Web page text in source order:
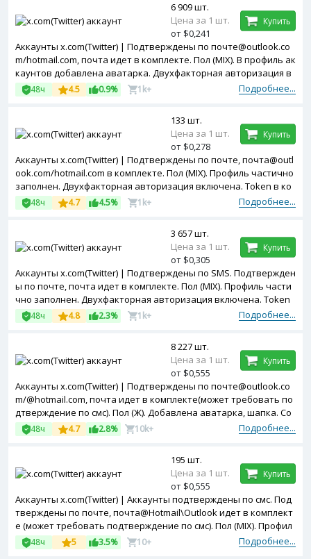
Аккаунты x.com(Twitter) | Подтверждены по почте@outlook.co
m/hotmail.com, почта идет в комплекте. Пол (MIX). В профиль ак
каунтов добавлена аватарка. Двухфакторная авторизация в
ключена. Token в комплекте. Зарегистрированы с MIX ip.
Подробнее...
48ч 4.5 0.9% 1k+
6 909 шт.
Цена за 1 шт.
от $0,241
Купить
Аккаунты x.com(Twitter) | Подтверждены по почте, почта@outl
ook.com/hotmail.com в комплекте. Пол (MIX). Профиль частично
заполнен. Двухфакторная авторизация включена. Token в ко
мплекте. Зарегистрированы с MIX ip.
Подробнее...
48ч 4.7 4.5% 1k+
133 шт.
Цена за 1 шт.
от $0,278
Купить
Аккаунты x.com(Twitter) | Подтверждены по SMS. Подтвержден
ы по почте, почта идет в комплекте. Пол (MIX). Профиль части
чно заполнен. Двухфакторная авторизация включена. Token
в комплекте. Зарегистрированы с MIX ip.
Подробнее...
48ч 4.8 2.3% 1k+
3 657 шт.
Цена за 1 шт.
от $0,305
Купить
Аккаунты x.com(Twitter) | Подтверждены по почте@outlook.co
m/@hotmail.com, почта идет в комплекте(может требовать по
дтверждение по смс). Пол (Ж). Добавлена аватарка, шапка. Co
okies и token в комплекте. Зарегистрированы с MIX ip.Подробнее...
48ч 4.7 2.8% 10k+
8 227 шт.
Цена за 1 шт.
от $0,555
Купить
Аккаунты x.com(Twitter) | Аккаунты подтверждены по смс. Под
тверждены по почте, почта@Hotmail\Outlook идет в комплект
е (может требовать подтверждение по смс). Пол (MIX). Профил
ь не заполнен. Token в комплекте. Двухфакторная авторизац
ия включена. Зарегистрированы с MIX ip.
Подробнее...
48ч 5 3.5% 10+
195 шт.
Цена за 1 шт.
от $0,555
Купить